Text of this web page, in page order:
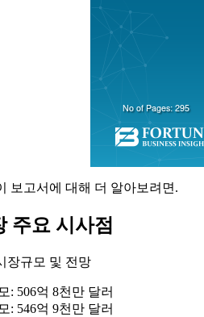
보고서에 대해 더 알아보려면.
주요 시사점
장규모 및 전망
: 506억 8천만 달러
: 546억 9천만 달러